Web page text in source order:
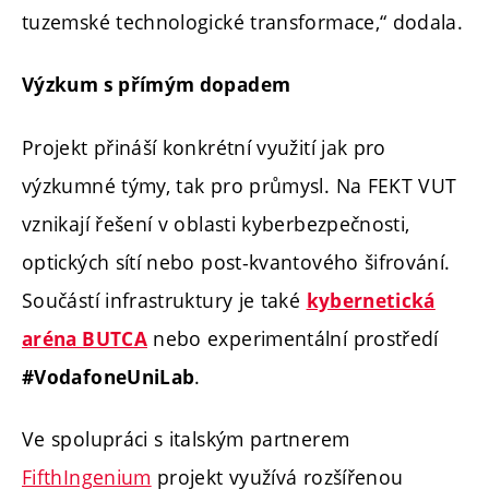
tuzemské technologické transformace,“ dodala.
Výzkum s přímým dopadem
Projekt přináší konkrétní využití jak pro
výzkumné týmy, tak pro průmysl. Na FEKT VUT
vznikají řešení v oblasti kyberbezpečnosti,
optických sítí nebo post-kvantového šifrování.
Součástí infrastruktury je také kybernetická
aréna BUTCAnebo experimentální prostředí
#VodafoneUniLab.
Ve spolupráci s italským partnerem
FifthIngenium projekt využívá rozšířenou